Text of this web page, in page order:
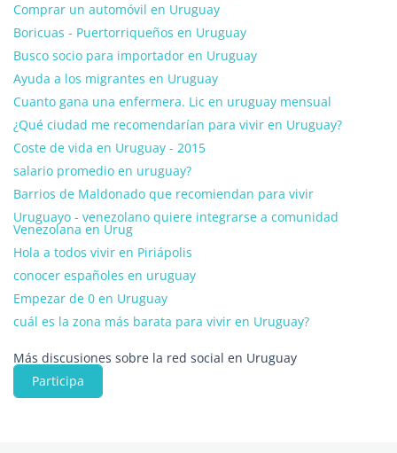
Comprar un automóvil en Uruguay
Boricuas - Puertorriqueños en Uruguay
Busco socio para importador en Uruguay
Ayuda a los migrantes en Uruguay
Cuanto gana una enfermera. Lic en uruguay mensual
¿Qué ciudad me recomendarían para vivir en Uruguay?
Coste de vida en Uruguay - 2015
salario promedio en uruguay?
Barrios de Maldonado que recomiendan para vivir
Uruguayo - venezolano quiere integrarse a comunidad
Venezolana en Urug
Hola a todos vivir en Piriápolis
conocer españoles en uruguay
Empezar de 0 en Uruguay
cuál es la zona más barata para vivir en Uruguay?
Más discusiones sobre la red social en Uruguay
Participa